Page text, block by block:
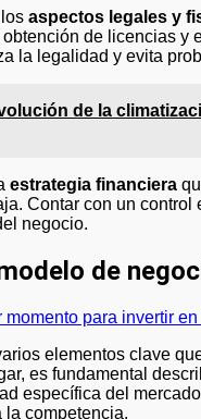
aspectos legales y
de licencias y
la legalidad y evita
de la
estrategia financiera
Contar con un
negocio.
de
momento para invertir
elementos clave
es fundamental
específica del
la competencia.